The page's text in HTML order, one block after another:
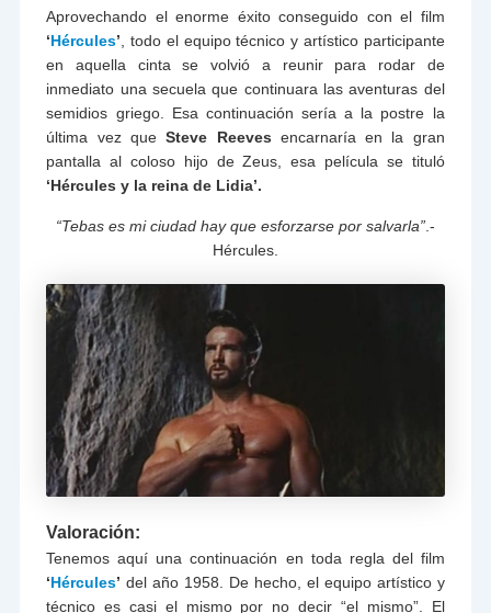
Aprovechando el enorme éxito conseguido con el film
‘Hércules’, todo el equipo técnico y artístico participante
en aquella cinta se volvió a reunir para rodar de
inmediato una secuela que continuara las aventuras del
semidios griego. Esa continuación sería a la postre la
última vez queSteve Reeves encarnaría en la gran
pantalla al coloso hijo de Zeus, esa película se tituló
‘Hércules y la reina de Lidia’.
“Tebas es mi ciudad hay que esforzarse por salvarla”.-
Hércules.
Valoración:
Tenemos aquí una continuación en toda regla del film
‘Hércules’ del año 1958. De hecho, el equipo artístico y
técnico es casi el mismo por no decir “el mismo”. El